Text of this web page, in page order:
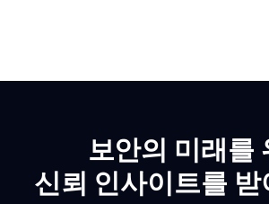
보안의 미래를
신뢰 인사이트를